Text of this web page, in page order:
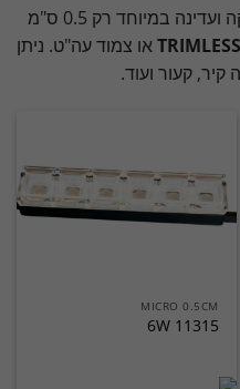
דקה ועדינה במיוחד רק 0.5 ס"מ
TRIMLESSאו צמוד עה"ט. ניתן
קעור ועוד.
MICRO 0.5CM
11315 6W